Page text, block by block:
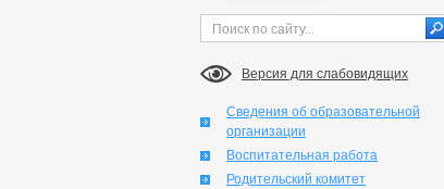
Версия для слабовидящих
Сведения об образовательной
организации
Воспитательная работа
Родительский комитет